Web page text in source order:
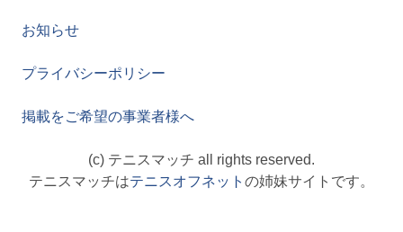
お知らせ
プライバシーポリシー
掲載をご希望の事業者様へ
(c) テニスマッチ all rights reserved.
テニスマッチはテニスオフネット の姉妹サイトです。